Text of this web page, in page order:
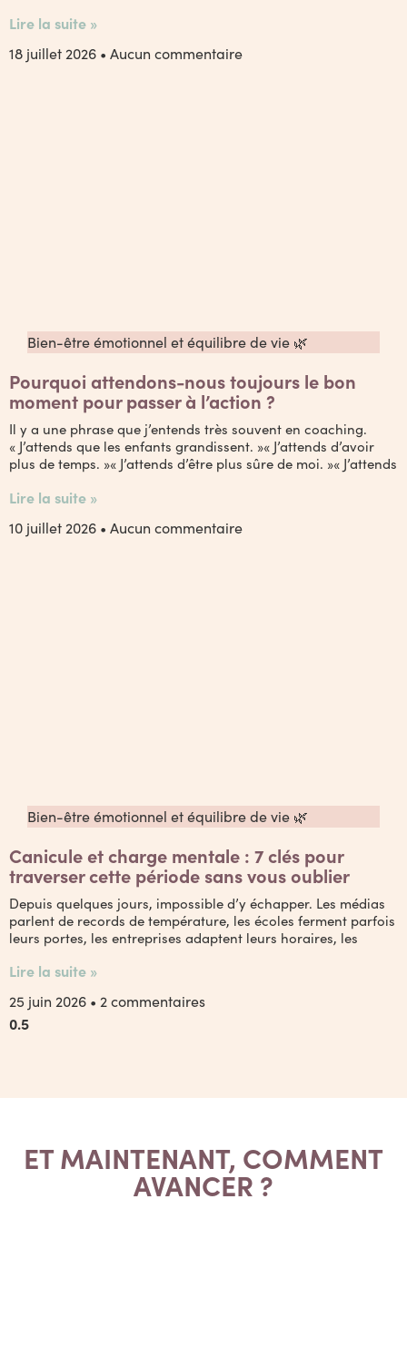
Lire la suite »
18 juillet 2026 Aucun commentaire
Bien-être émotionnel et équilibre de vie 🌿
Pourquoi attendons-nous toujours le bon
moment pour passer à l’action ?
Il y a une phrase que j’entends très souvent en coaching.
« J’attends que les enfants grandissent. »« J’attends d’avoir
plus de temps. »« J’attends d’être plus sûre de moi. »« J’attends
Lire la suite »
10 juillet 2026 Aucun commentaire
Bien-être émotionnel et équilibre de vie 🌿
Canicule et charge mentale : 7 clés pour
traverser cette période sans vous oublier
Depuis quelques jours, impossible d’y échapper. Les médias
parlent de records de température, les écoles ferment parfois
leurs portes, les entreprises adaptent leurs horaires, les
Lire la suite »
25 juin 2026 2 commentaires
ET MAINTENANT, COMMENT
AVANCER ?